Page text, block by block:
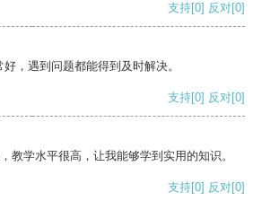
支持[0] 反对[0]
，遇到问题都能得到及时解决。
支持[0] 反对[0]
教学水平很高，让我能够学到实用的知识。
支持[0] 反对[0]